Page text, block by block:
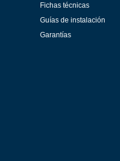
Fichas técnicas
Guías de instalación
Garantías